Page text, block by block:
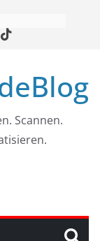
Scannen.